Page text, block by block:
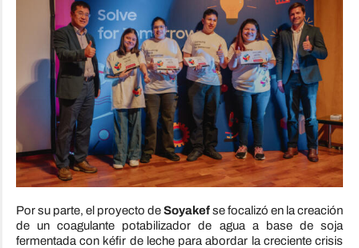
Por su parte, el proyecto deSoyakefse focalizó en la creación
de un coagulante potabilizador de agua a base de soja
fermentada con kéfir de leche para abordar la creciente crisis